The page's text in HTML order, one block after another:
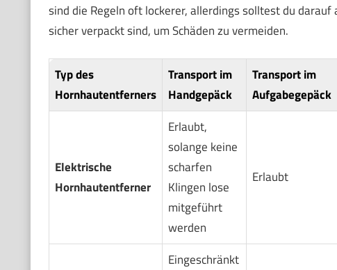
sind die Regeln oft lockerer, allerdings solltest du
sicher verpackt sind, um Schäden zu vermeiden.
Typ des
Hornhautentferners
Transport im
Handgepäck
Transport im
Aufgabegepäck
Elektrische
Hornhautentferner
Erlaubt,
solange keine
scharfen
Klingen lose
mitgeführt
werden
Erlaubt
Eingeschränkt